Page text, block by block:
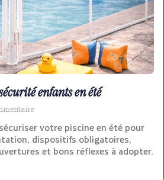
enfants en été
votre piscine en été pour
dispositifs obligatoires,
et bons réflexes à adopter.